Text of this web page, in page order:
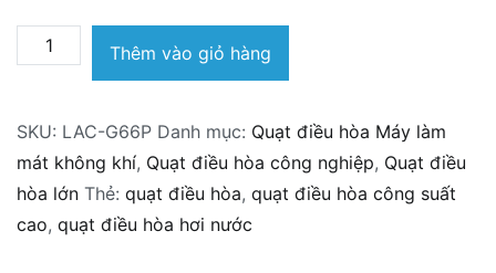
Quạt
Điều
Livotec
LAC-
G66P
Công
Thêm vào giỏ hàng
SKU: LAC-G66P Danh mục: Quạt điều hòa Máy làm
mát không khí, Quạt điều hòa công nghiệp, Quạt điều
hòa lớn Thẻ: quạt điều hòa, quạt điều hòa công suất
cao, quạt điều hòa hơi nước